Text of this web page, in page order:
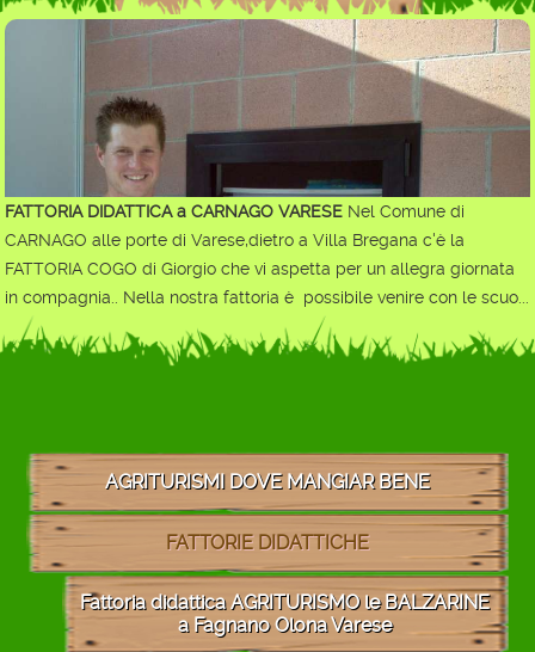
FATTORIA DIDATTICA a CARNAGO VARESE Nel Comune di
CARNAGO alle porte di Varese,dietro a Villa Bregana c'è la
FATTORIA COGO di Giorgio che vi aspetta per un allegra giornata
in compagnia.. Nella nostra fattoria è possibile venire con le scuo...
AGRITURISMI DOVE MANGIAR BENE
FATTORIE DIDATTICHE
Fattoria didattica AGRITURISMO le BALZARINE
a Fagnano Olona Varese